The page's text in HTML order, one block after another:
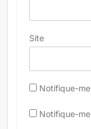
Site
Notifique-
Notifique-